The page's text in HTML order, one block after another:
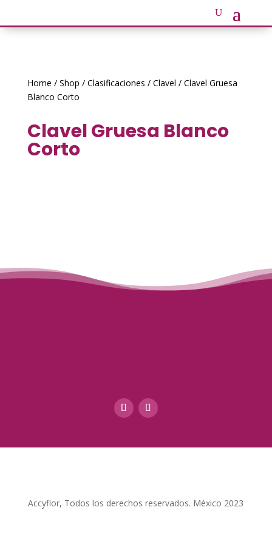
Home / Shop / Clasificaciones / Clavel / Clavel Gruesa
Blanco Corto
Clavel Gruesa Blanco
Corto
Accyflor, Todos los derechos reservados. México 2023